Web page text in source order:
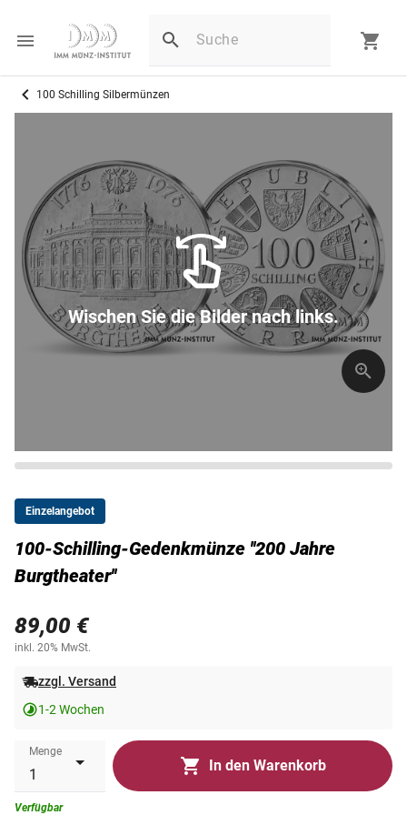
100 Schilling Silbermünzen
Wischen Sie die Bilder nach links.
Einzelangebot
100-Schilling-Gedenkmünze ''200 Jahre
Burgtheater''
89,00 €
inkl. 20% MwSt.
zzgl. Versand
1-2 Wochen
Menge
In den Warenkorb
Verfügbar